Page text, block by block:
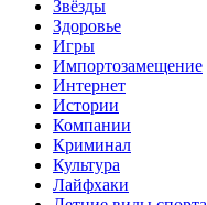
Звёзды
Здоровье
Игры
Импортозамещение
Интернет
Истории
Компании
Криминал
Культура
Лайфхаки